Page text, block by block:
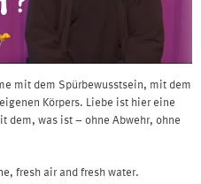
mit dem Spürbewusstsein, mit dem
Körpers. Liebe ist hier eine
dem, was ist – ohne Abwehr, ohne
fresh air and fresh water.